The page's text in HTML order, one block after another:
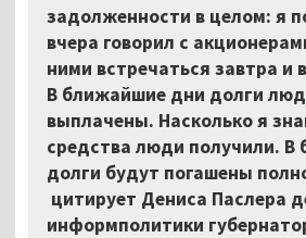
задолженности в целом: я
вчера говорил с
ними встречаться завтра и
В ближайшие дни долги
выплачены. Насколько я
средства люди получили.
долги будут погашены
цитирует Дениса Паслера
информполитики